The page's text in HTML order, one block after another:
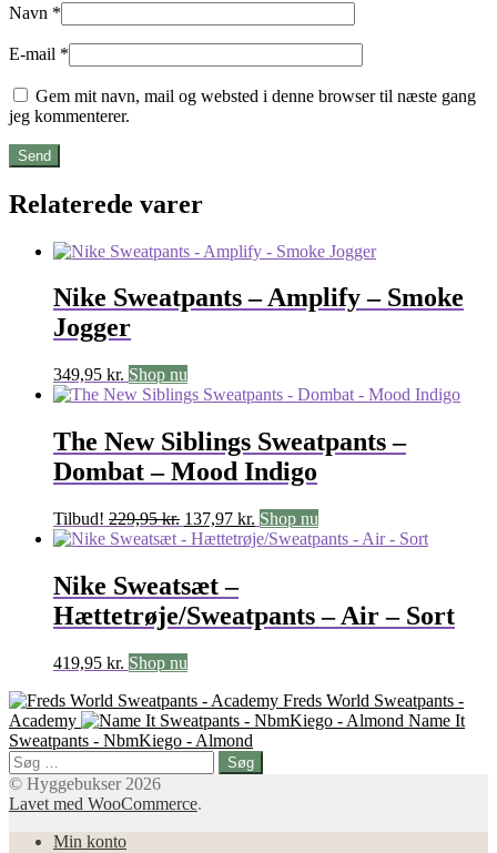
Navn *
E-mail *
Gem mit navn, mail og websted i denne browser til næste gang
jeg kommenterer.
Relaterede varer
Nike Sweatpants – Amplify – Smoke
Jogger
349,95 kr. Shop nu
The New Siblings Sweatpants –
Dombat – Mood Indigo
Tilbud! 229,95kr. Den
oprindelige
229,95 kr..
137,97 kr. Den
aktuelle
Shop nu
Nike Sweatsæt –
Hættetrøje/Sweatpants – Air – Sort
419,95 kr. Shop nu
Freds World Sweatpants -
Academy
Name It
Sweatpants - NbmKiego - Almond
Søg
efter:
© Hyggebukser 2026
Lavet med WooCommerce.
Min konto